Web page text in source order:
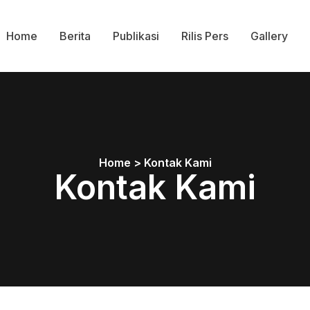
Home Berita Publikasi Rilis Pers Gallery
Kontak kami
Home > Kontak Kami
Kontak Kami